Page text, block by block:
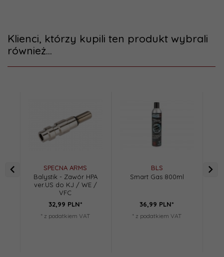
Klienci, którzy kupili ten produkt wybrali
również...
SPECNA ARMS
Balystik - Zawór HPA
ver.US do KJ / WE /
VFC
32,99 PLN*
* z podatkiem VAT
BLS
Smart Gas 800ml
36,99 PLN*
* z podatkiem VAT